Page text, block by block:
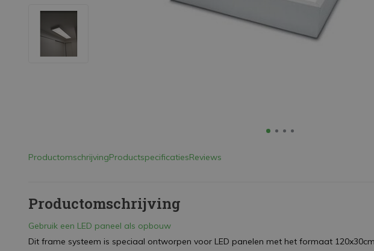
LED TL verlichting
ProductomschrijvingProductspecificatiesReviews
Productomschrijving
Gebruik een LED paneel als opbouw
Dit frame systeem is speciaal ontworpen voor LED panelen met het formaat